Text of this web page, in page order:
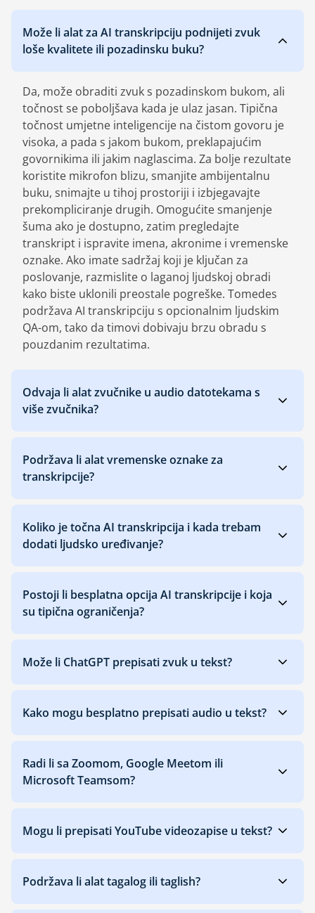
Može li alat za AI transkripciju podnijeti zvuk
loše kvalitete ili pozadinsku buku?
Da, može obraditi zvuk s pozadinskom bukom, ali
točnost se poboljšava kada je ulaz jasan. Tipična
točnost umjetne inteligencije na čistom govoru je
visoka, a pada s jakom bukom, preklapajućim
govornikima ili jakim naglascima. Za bolje rezultate
koristite mikrofon blizu, smanjite ambijentalnu
buku, snimajte u tihoj prostoriji i izbjegavajte
prekompliciranje drugih. Omogućite smanjenje
šuma ako je dostupno, zatim pregledajte
transkript i ispravite imena, akronime i vremenske
oznake. Ako imate sadržaj koji je ključan za
poslovanje, razmislite o laganoj ljudskoj obradi
kako biste uklonili preostale pogreške. Tomedes
podržava AI transkripciju s opcionalnim ljudskim
QA-om, tako da timovi dobivaju brzu obradu s
pouzdanim rezultatima.
Odvaja li alat zvučnike u audio datotekama s
više zvučnika?
Podržava li alat vremenske oznake za
transkripcije?
Koliko je točna AI transkripcija i kada trebam
dodati ljudsko uređivanje?
Postoji li besplatna opcija AI transkripcije i koja
su tipična ograničenja?
Može li ChatGPT prepisati zvuk u tekst?
Kako mogu besplatno prepisati audio u tekst?
Radi li sa Zoomom, Google Meetom ili
Microsoft Teamsom?
Mogu li prepisati YouTube videozapise u tekst?
Podržava li alat tagalog ili taglish?